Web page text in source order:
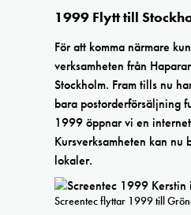
1999 Flytt till
För att komma närmare
verksamheten från
Stockholm. Fram tills nu
bara postorderförsäljning
1999 öppnar vi en
Kursverksamheten kan nu
lokaler.
Screentec flyttar 1999 till